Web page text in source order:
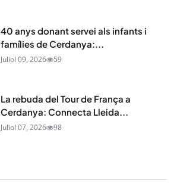
40 anys donant servei als infants i
famílies de Cerdanya:...
Juliol 09, 2026 59
La rebuda del Tour de França a
Cerdanya: Connecta Lleida...
Juliol 07, 2026 98